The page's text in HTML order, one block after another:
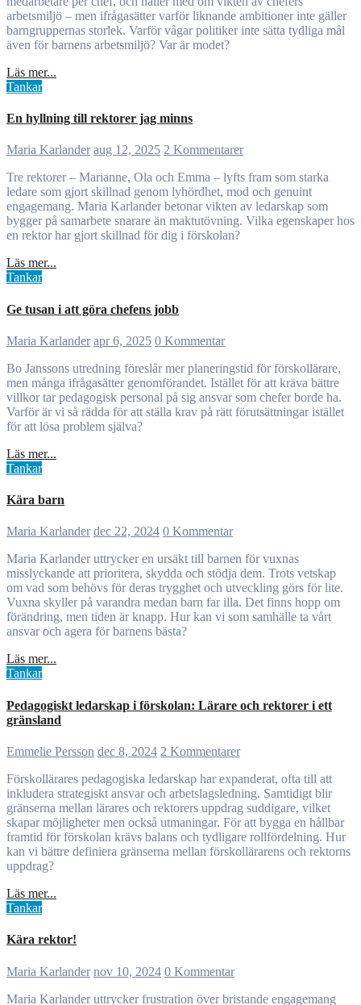
arbetsmiljö – men ifrågasätter varför liknande ambitioner inte gäller
barngruppernas storlek. Varför vågar politiker inte sätta tydliga mål
även för barnens arbetsmiljö? Var är modet?
Läs mer...
Tankar
En hyllning till rektorer jag minns
Maria Karlander aug 12, 2025 2 Kommentarer
Tre rektorer – Marianne, Ola och Emma – lyfts fram som starka
ledare som gjort skillnad genom lyhördhet, mod och genuint
engagemang. Maria Karlander betonar vikten av ledarskap som
bygger på samarbete snarare än maktutövning. Vilka egenskaper hos
en rektor har gjort skillnad för dig i förskolan?
Läs mer...
Tankar
Ge tusan i att göra chefens jobb
Maria Karlander apr 6, 2025 0 Kommentar
Bo Janssons utredning föreslår mer planeringstid för förskollärare,
men många ifrågasätter genomförandet. Istället för att kräva bättre
villkor tar pedagogisk personal på sig ansvar som chefer borde ha.
Varför är vi så rädda för att ställa krav på rätt förutsättningar istället
för att lösa problem själva?
Läs mer...
Tankar
Kära barn
Maria Karlander dec 22, 2024 0 Kommentar
Maria Karlander uttrycker en ursäkt till barnen för vuxnas
misslyckande att prioritera, skydda och stödja dem. Trots vetskap
om vad som behövs för deras trygghet och utveckling görs för lite.
Vuxna skyller på varandra medan barn far illa. Det finns hopp om
förändring, men tiden är knapp. Hur kan vi som samhälle ta vårt
ansvar och agera för barnens bästa?
Läs mer...
Tankar
Pedagogiskt ledarskap i förskolan: Lärare och rektorer i ett
gränsland
Emmelie Persson dec 8, 2024 2 Kommentarer
Förskollärares pedagogiska ledarskap har expanderat, ofta till att
inkludera strategiskt ansvar och arbetslagsledning. Samtidigt blir
gränserna mellan lärares och rektorers uppdrag suddigare, vilket
skapar möjligheter men också utmaningar. För att bygga en hållbar
framtid för förskolan krävs balans och tydligare rollfördelning. Hur
kan vi bättre definiera gränserna mellan förskollärarens och rektorns
uppdrag?
Läs mer...
Tankar
Kära rektor!
Maria Karlander nov 10, 2024 0 Kommentar
Maria Karlander uttrycker frustration över bristande engagemang